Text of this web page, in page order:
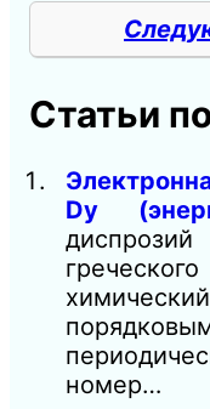
Статьи
Dy
номер…